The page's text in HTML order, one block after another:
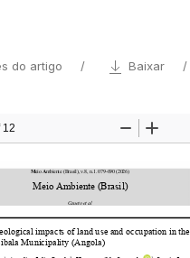
do artigo
Baixar